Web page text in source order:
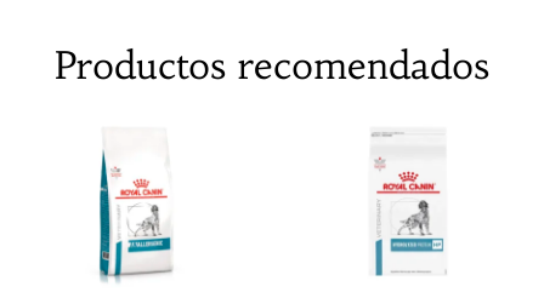
Productos recomendados